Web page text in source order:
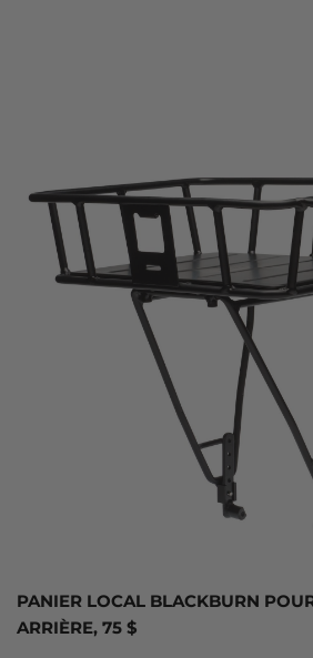
PANIER LOCAL BLACKBURN
ARRIÈRE, 75 $